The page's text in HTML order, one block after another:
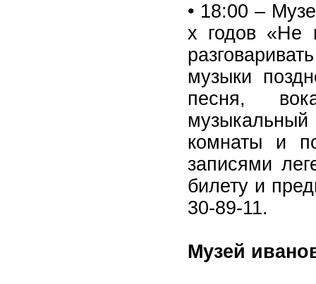
• 18:00 –
х годов «Не
музыки
песня,
музыкальный
комнаты и
записями
билету и
30-89-11.
Музей